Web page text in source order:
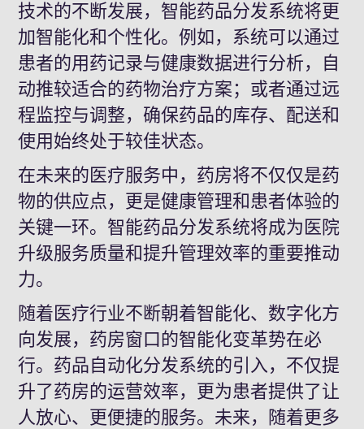
技术的不断发展，智能药品分发系统将更
加智能化和个性化。例如，系统可以通过
患者的用药记录与健康数据进行分析，自
动推较适合的药物治疗方案；或者通过远
程监控与调整，确保药品的库存、配送和
使用始终处于较佳状态。
在未来的医疗服务中，药房将不仅仅是药
物的供应点，更是健康管理和患者体验的
关键一环。智能药品分发系统将成为医院
升级服务质量和提升管理效率的重要推动
力。
随着医疗行业不断朝着智能化、数字化方
向发展，药房窗口的智能化变革势在必
行。药品自动化分发系统的引入，不仅提
升了药房的运营效率，更为患者提供了让
人放心、更便捷的服务。未来，随着更多